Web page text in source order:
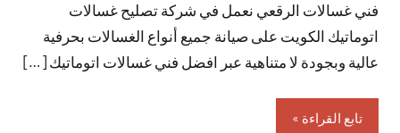
تعليقات
فني غسالات الرقعي نعمل في شركة تصليح غسالات
اتوماتيك الكويت على صيانة جميع أنواع الغسالات بحرفية
عالية وبجودة لا متناهية عبر افضل فني غسالات اتوماتيك […]
تابع القراءة